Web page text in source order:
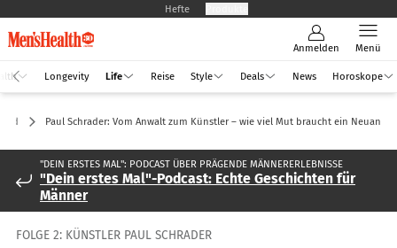
Hefte
Anmelden Menü
Longevity Life Reise Style Deals News Horoskope
Paul Schrader: Vom Anwalt zum Künstler – wie viel Mut braucht ein
"DEIN ERSTES MAL": PODCAST ÜBER PRÄGENDE MÄNNERERLEBNISSE
"Dein erstes Mal"-Podcast: Echte Geschichten für
Männer
FOLGE 2: KÜNSTLER PAUL SCHRADER